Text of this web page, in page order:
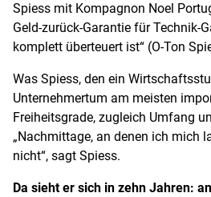
Spiess mit Kompagnon Noel
Geld-zurück-Garantie für Technik-
komplett überteuert ist“ (O-Ton
Was Spiess, den ein
Unternehmertum am meisten
Freiheitsgrade, zugleich Umfang
„Nachmittage, an denen ich mich
nicht“, sagt Spiess.
Da sieht er sich in zehn Jahren: